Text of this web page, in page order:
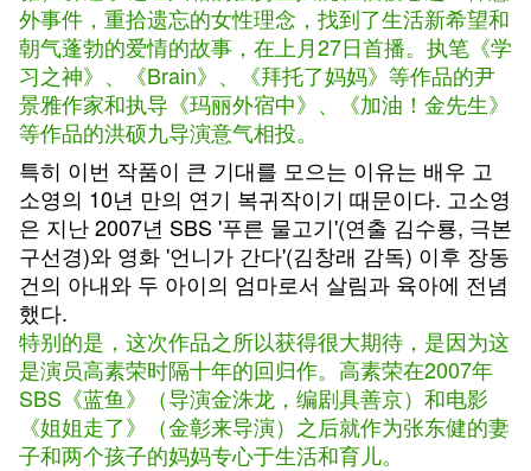
外事件，重拾遗忘的女性理念，找到了生活新希望和
朝气蓬勃的爱情的故事，在上月27日首播。执笔《学
习之神》、《Brain》、《拜托了妈妈》等作品的尹
景雅作家和执导《玛丽外宿中》、《加油！金先生》
等作品的洪硕九导演意气相投。
특히 이번 작품이 큰 기대를 모으는 이유는 배우 고
소영의 10년 만의 연기 복귀작이기 때문이다. 고소영
은 지난 2007년 SBS '푸른 물고기'(연출 김수룡, 극본
구선경)와 영화 '언니가 간다'(김창래 감독) 이후 장동
건의 아내와 두 아이의 엄마로서 살림과 육아에 전념
했다.
特别的是，这次作品之所以获得很大期待，是因为这
是演员高素荣时隔十年的回归作。高素荣在2007年
SBS《蓝鱼》（导演金洙龙，编剧具善京）和电影
《姐姐走了》（金彰来导演）之后就作为张东健的妻
子和两个孩子的妈妈专心于生活和育儿。